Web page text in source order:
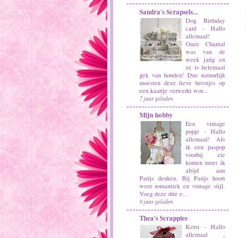
Sandra's Scrapsels...
Dog Birthday
card
- Hallo
allemaal!
Onze Chantal
was van de
week jarig en
ze is helemaal
gek van honden! Dus natuurlijk
moesten deze lieve beestjes op
een kaartje verwerkt wor...
7 jaar geleden
Mijn hobby
Een vintage
popje
- Hallo
allemaal! Als
ik een paspop
voorbij zie
komen moet ik
altijd aan
Parijs denken. Bij Parijs hoort
weer romantiek en vintage stijl.
Voeg deze drie e...
9 jaar geleden
Thea's Scrappies
Kerst - Hallo
allemaal ,